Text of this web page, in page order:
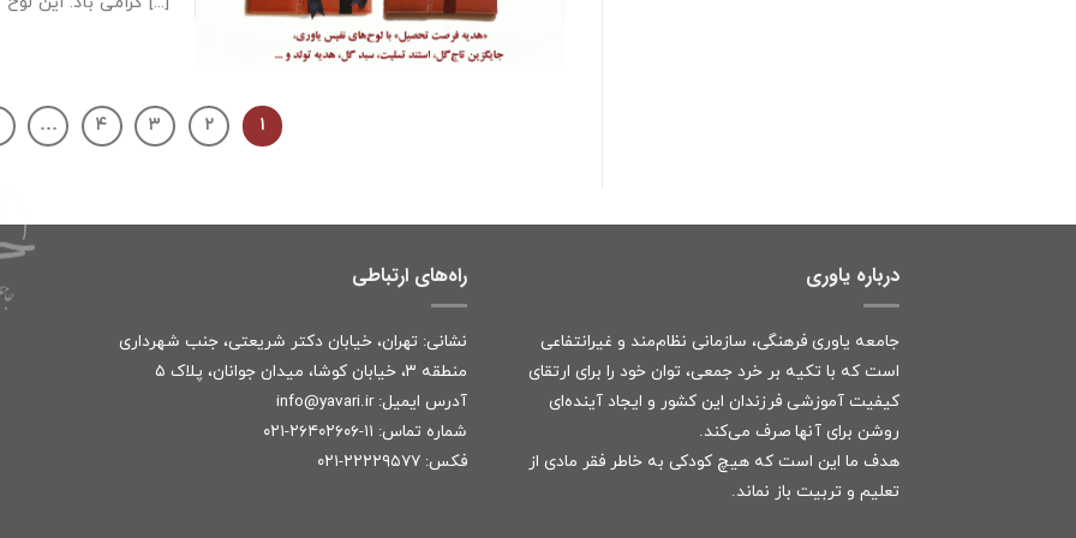
۱ ۲ ۳ ۴ …
درباره یاوری
جامعه یاوری فرهنگی، سازمانی نظام‌مند و غیرانتفاعی
است که با تکیه بر خرد جمعی، توان خود را برای ارتقای
کیفیت آموزشی فرزندان این کشور و ایجاد آینده‌ای
روشن برای آنها صرف می‌کند.
هدف ما این است که هیچ کودکی به خاطر فقر مادی از
تعلیم و تربیت باز نماند.
راه‌های ارتباطی
نشانی: تهران، خیابان دکتر شریعتی، جنب شهرداری
منطقه ۳، خیابان کوشا، میدان جوانان، پلاک ۵
آدرس ایمیل: info@yavari.ir
شماره تماس: ۱۱-۲۶۴۰۲۶۰۶-۰۲۱
فکس: ۲۲۲۲۹۵۷۷-۰۲۱